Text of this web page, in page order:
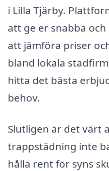
i Lilla Tjärby.
att ge er snabba
att jämföra priser
bland lokala
hitta det bästa
behov.
Slutligen är det värt
trappstädning inte
hålla rent för syns